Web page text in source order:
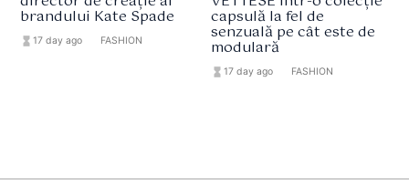
brandului Kate Spade
hourglass_full17 day ago FASHION
capsulă la fel de
senzuală pe cât este de
modulară
hourglass_full 17 day ago FASHION